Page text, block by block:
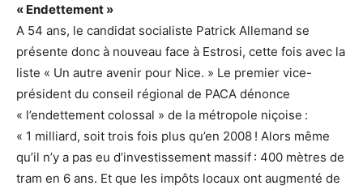
« Endettement »
A 54 ans, le candidat socialiste Patrick Allemand se
présente donc à nouveau face à Estrosi, cette fois avec la
liste « Un autre avenir pour Nice. » Le premier vice-
président du conseil régional de PACA dénonce
« l’endettement colossal » de la métropole niçoise :
« 1 milliard, soit trois fois plus qu’en 2008 ! Alors même
qu’il n’y a pas eu d’investissement massif : 400 mètres de
tram en 6 ans. Et que les impôts locaux ont augmenté de